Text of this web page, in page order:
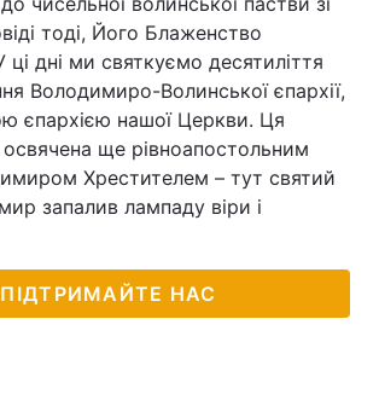
тоді, Його Блаженство
ці дні ми святкуємо десятиліття
Володимиро-Волинської єпархії,
єпархією нашої Церкви. Ця
ще рівноапостольним
Хрестителем – тут святий
запалив лампаду віри і
ПІДТРИМАЙТЕ НАС